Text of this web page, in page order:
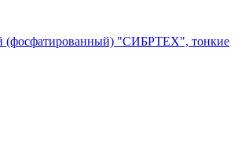
(фосфатированный) "СИБРТЕХ", тонкие